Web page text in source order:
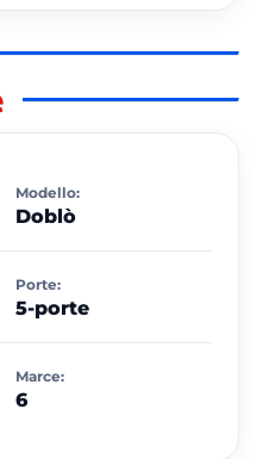
Modello:
Doblò
Porte:
5-porte
Marce:
6